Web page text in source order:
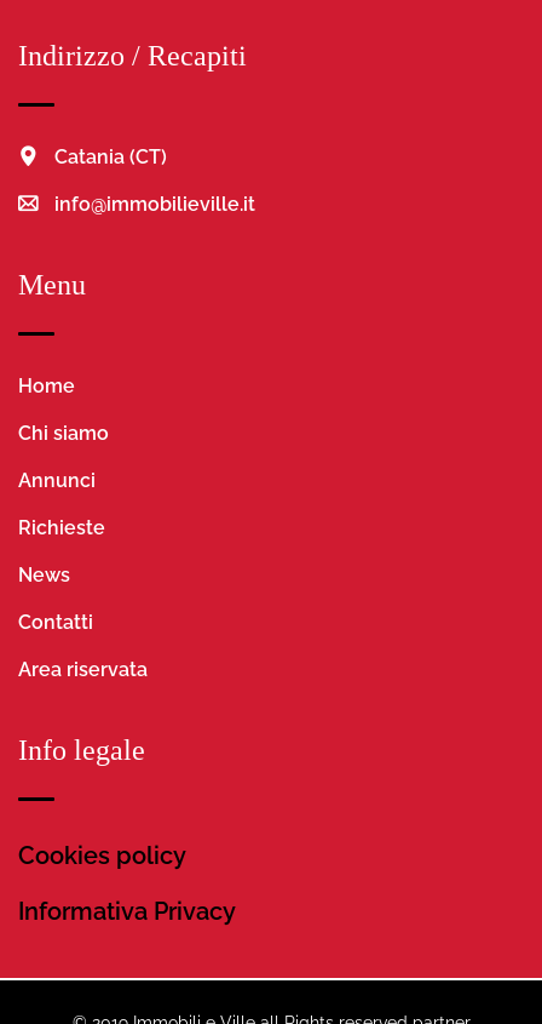
Indirizzo / Recapiti
Catania (CT)
info@immobilieville.it
Menu
Home
Chi siamo
Annunci
Richieste
News
Contatti
Area riservata
Info legale
Cookies policy
Informativa Privacy